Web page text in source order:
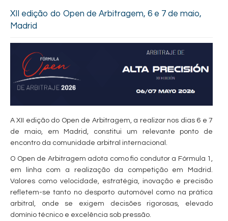
XII edição do Open de Arbitragem, 6 e 7 de maio,
Madrid
A XII edição do Open de Arbitragem, a realizar nos dias 6 e 7
de maio, em Madrid, constitui um relevante ponto de
encontro da comunidade arbitral internacional.
O Open de Arbitragem adota como fio condutor a Fórmula 1,
em linha com a realização da competição em Madrid.
Valores como velocidade, estratégia, inovação e precisão
refletem-se tanto no desporto automóvel como na prática
arbitral, onde se exigem decisões rigorosas, elevado
domínio técnico e excelência sob pressão.